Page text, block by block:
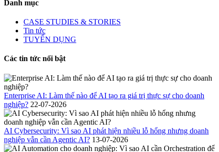
Danh mục
CASE STUDIES & STORIES
Tin tức
TUYỂN DỤNG
Các tin tức nổi bật
Enterprise AI: Làm thế nào để AI tạo ra giá trị thực sự cho doanh
nghiệp? 22-07-2026
AI Cybersecurity: Vì sao AI phát hiện nhiều lỗ hổng nhưng doanh
nghiệp vẫn cần Agentic AI? 13-07-2026